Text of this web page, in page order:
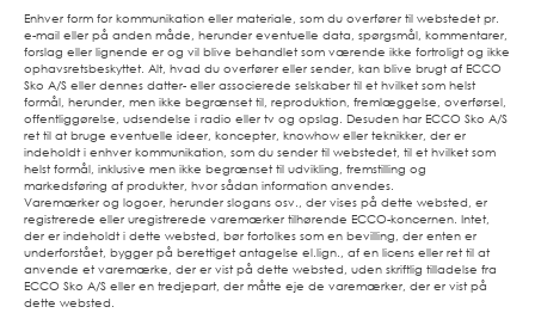
Enhver form for kommunikation eller materiale, som du overfører til webstedet pr.
e-mail eller på anden måde, herunder eventuelle data, spørgsmål, kommentarer,
forslag eller lignende er og vil blive behandlet som værende ikke fortroligt og ikke
ophavsretsbeskyttet. Alt, hvad du overfører eller sender, kan blive brugt af ECCO
Sko A/S eller dennes datter- eller associerede selskaber til et hvilket som helst
formål, herunder, men ikke begrænset til, reproduktion, fremlæggelse, overførsel,
offentliggørelse, udsendelse i radio eller tv og opslag. Desuden har ECCO Sko A/S
ret til at bruge eventuelle ideer, koncepter, knowhow eller teknikker, der er
indeholdt i enhver kommunikation, som du sender til webstedet, til et hvilket som
helst formål, inklusive men ikke begrænset til udvikling, fremstilling og
markedsføring af produkter, hvor sådan information anvendes.
Varemærker og logoer, herunder slogans osv., der vises på dette websted, er
registrerede eller uregistrerede varemærker tilhørende ECCO-koncernen. Intet,
der er indeholdt i dette websted, bør fortolkes som en bevilling, der enten er
underforstået, bygger på berettiget antagelse el.lign., af en licens eller ret til at
anvende et varemærke, der er vist på dette websted, uden skriftlig tilladelse fra
ECCO Sko A/S eller en tredjepart, der måtte eje de varemærker, der er vist på
dette websted.